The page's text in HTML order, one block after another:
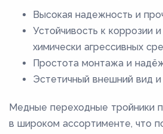
Высокая надежность и
Устойчивость к коррозии
химически агрессивных
Простота монтажа и
Эстетичный внешний вид и
Медные переходные тройники
в широком ассортименте, что